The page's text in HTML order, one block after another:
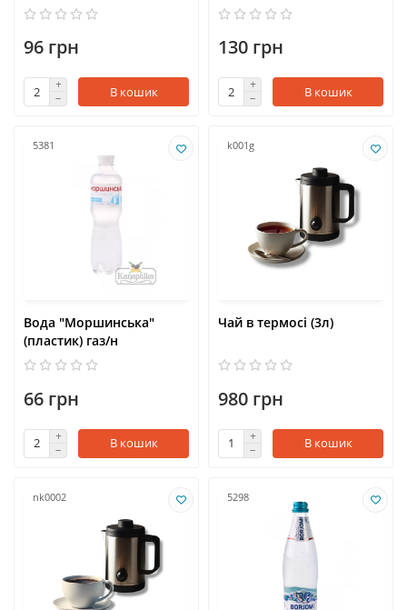
96 грн
В кошик
130 грн
В кошик
5381
Вода "Моршинська"
(пластик) газ/н
66 грн
В кошик
k001g
Чай в термосі (3л)
980 грн
В кошик
nk0002 5298